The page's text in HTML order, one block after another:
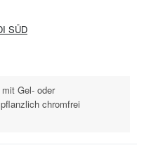
SÜD
Gel- oder
chromfrei